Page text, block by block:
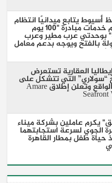
أسيوط يتابع ميدانيًا انتظام
تقديم خدمات مبادرة "100 يوم
بوحدتي عرب مطير وعرب
بالفتح ويوجه بدعم معامل
العقارية تستعرض
“سولاري” التي تتشكل على
أرض الواقع وتعلن إطلاق Amare
يكرم عاملين بشركة ميناء
الجوي لسرعة استجابتهما
حياة طفل بمطار القاهرة